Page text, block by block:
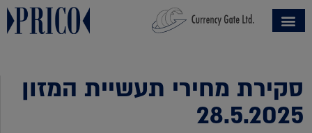
סקירת מחירי תעשיית המזון
28.5.2025